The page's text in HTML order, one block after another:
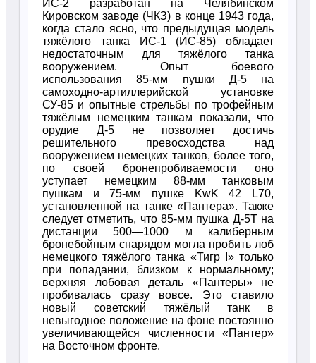
ИС-2 разработан на Челябинском
Кировском заводе (ЧКЗ) в конце 1943 года,
когда стало ясно, что предыдущая модель
тяжёлого танка ИС-1 (ИС-85) обладает
недостаточным для тяжёлого танка
вооружением. Опыт боевого
использования 85-мм пушки Д-5 на
самоходно-артиллерийской установке
СУ-85 и опытные стрельбы по трофейным
тяжёлым немецким танкам показали, что
орудие Д-5 не позволяет достичь
решительного превосходства над
вооружением немецких танков, более того,
по своей бронепробиваемости оно
уступает немецким 88-мм танковым
пушкам и 75-мм пушке KwK 42 L70,
установленной на танке «Пантера». Также
следует отметить, что 85-мм пушка Д-5Т на
дистанции 500—1000 м калиберным
бронебойным снарядом могла пробить лоб
немецкого тяжёлого танка «Тигр I» только
при попадании, близком к нормальному;
верхняя лобовая деталь «Пантеры» не
пробивалась сразу вовсе. Это ставило
новый советский тяжёлый танк в
невыгодное положение на фоне постоянно
увеличивающейся численности «Пантер»
на Восточном фронте.